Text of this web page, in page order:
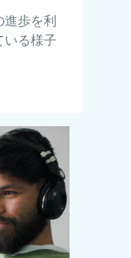
進歩を利
いる様子